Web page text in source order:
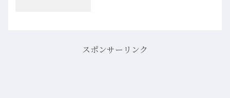
スポンサーリンク